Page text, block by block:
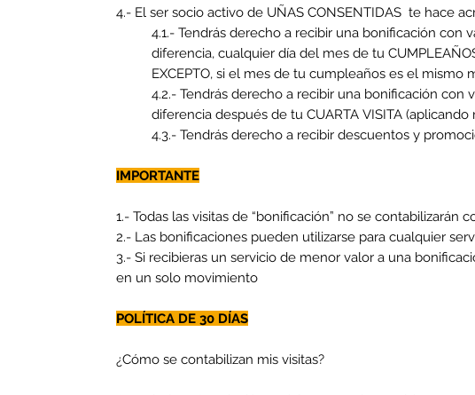
4.- El ser socio activo de UÑAS CONSENTIDAS te hace
4.1.- Tendrás derecho a recibir una bonificación
diferencia, cualquier día del mes de tu
EXCEPTO, si el mes de tu cumpleaños es el mismo
4.2.- Tendrás derecho a recibir una bonificación
diferencia después de tu CUARTA VISITA (aplicando
4.3.- Tendrás derecho a recibir descuentos y
IMPORTANTE
1.- Todas las visitas de “bonificación” no se
2.- Las bonificaciones pueden utilizarse para cualquier
3.- Si recibieras un servicio de menor valor a una
en un solo movimiento
POLÍTICA DE 30 DÍAS
¿Cómo se contabilizan mis visitas?